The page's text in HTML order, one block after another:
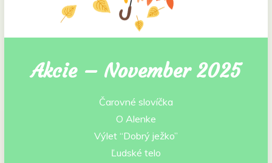
Akcie – November 2025
Čarovné slovíčka
O Alenke
Výlet “Dobrý ježko”
Ľudské telo